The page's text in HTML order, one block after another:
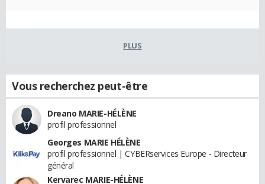
PLUS
Vous recherchez peut-être
Dreano MARIE-HÉLÈNE
profil professionnel
Georges MARIE HÉLÈNE
profil professionnel | CYBERservices Europe - Directeur
général
Kervarec MARIE-HÉLÈNE